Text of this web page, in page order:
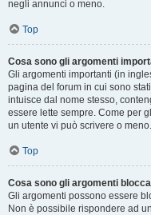
negli annunci o meno.
Top
Cosa sono gli argomenti
Gli argomenti importanti (in
pagina del forum in cui sono
intuisce dal nome stesso,
essere lette sempre. Come per
un utente vi può scrivere o meno.
Top
Cosa sono gli argomenti
Gli argomenti possono essere
Non è possibile rispondere ad